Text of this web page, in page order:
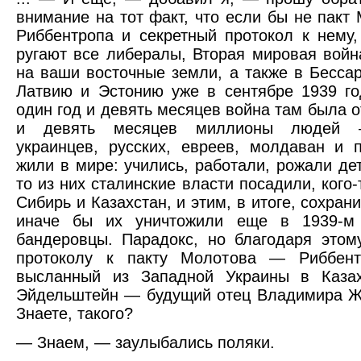
внимание на тот факт, что если бы не
Риббентропа и секретный протокол к
ругают все либералы, Вторая мировая
на ваши восточные земли, а также в
Латвию и Эстонию уже в сентябре 1939
один год и девять месяцев война там была
и девять месяцев миллионы людей
украинцев, русских, евреев, молдаван и
жили в мире: учились, работали, рожали
то из них сталинские власти посадили,
Сибирь и Казахстан, и этим, в итоге,
иначе бы их уничтожили еще в 1939-
бандеровцы. Парадокс, но благодаря
протоколу к пакту Молотова —
высланный из Западной Украины в
Эйдельштейн — будущий отец Владимира
Знаете, такого?
— Знаем, — заулыбались поляки.